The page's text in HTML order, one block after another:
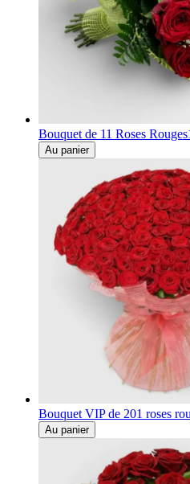
Bouquet de 11 Roses Rouges
Au panier
Bouquet VIP de 201 roses
Au panier